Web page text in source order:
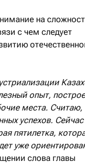
на
с чем следует
опыт,
места.
успехов. Сейчас
пятилетка,
уже
слова главы